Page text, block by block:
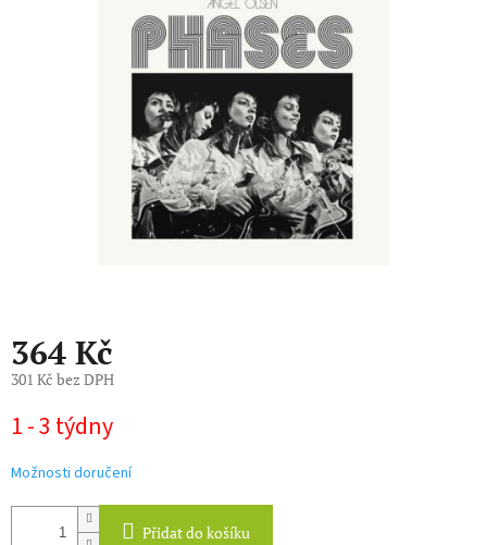
364 Kč
301 Kč bez DPH
cena:
1 - 3 týdny
Možnosti doručení
Přidat do košíku